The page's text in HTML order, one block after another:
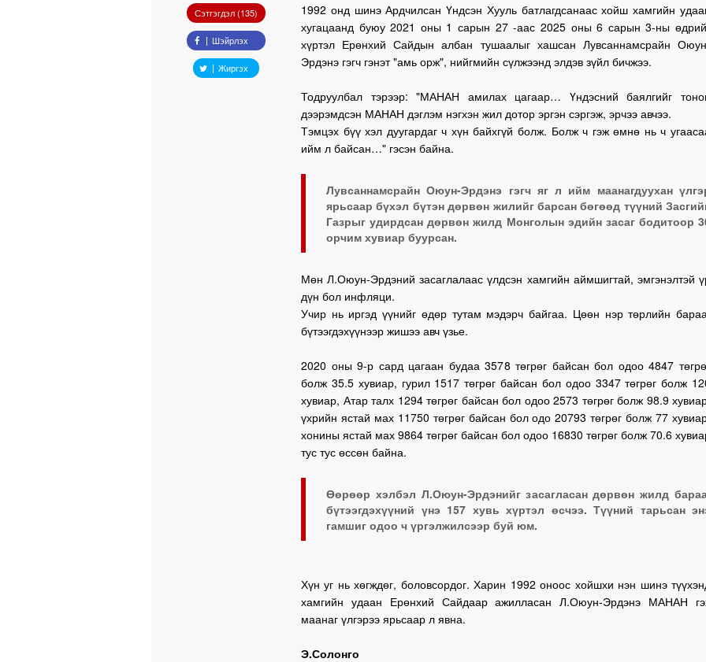
Сэтгэгдэл (135)
Шэйрлэх
Жиргэх
1992 онд шинэ Ардчилсан Үндсэн Хууль батлагдсанаас хойш хамгийн
хугацаанд буюу 2021 оны 1 сарын 27 -аас 2025 оны 6 сарын 3-ны
хүртэл Ерөнхий Сайдын албан тушаалыг хашсан Лувсаннамсрайн
Эрдэнэ гэгч гэнэт "амь орж", нийгмийн сүлжээнд элдэв зүйл бичжээ.
Тодруулбал тэрээр: "МАНАН амилах цагаар… Үндэсний баялгийг
дээрэмдсэн МАНАН дэглэм нэгхэн жил дотор эргэн сэргэж, эрчээ авчээ.
Тэмцэх бүү хэл дуугардаг ч хүн байхгүй болж. Болж ч гэж өмнө нь ч
ийм л байсан…" гэсэн байна.
Лувсаннамсрайн Оюун-Эрдэнэ гэгч яг л ийм маанагдуухан
ярьсаар бүхэл бүтэн дөрвөн жилийг барсан бөгөөд түүний
Газрыг удирдсан дөрвөн жилд Монголын эдийн засаг бодитоор
орчим хувиар буурсан.
Мөн Л.Оюун-Эрдэний засаглалаас үлдсэн хамгийн аймшигтай, эмгэнэлтэй
дүн бол инфляци.
Учир нь иргэд үүнийг өдөр тутам мэдэрч байгаа. Цөөн нэр төрлийн
бүтээгдэхүүнээр жишээ авч үзье.
2020 оны 9-р сард цагаан будаа 3578 төгрөг байсан бол одоо 4847
болж 35.5 хувиар, гурил 1517 төгрөг байсан бол одоо 3347 төгрөг болж
хувиар, Атар талх 1294 төгрөг байсан бол одоо 2573 төгрөг болж 98.9
үхрийн ястай мах 11750 төгрөг байсан бол одо 20793 төгрөг болж 77
хонины ястай мах 9864 төгрөг байсан бол одоо 16830 төгрөг болж 70.6
тус тус өссөн байна.
Өөрөөр хэлбэл Л.Оюун-Эрдэнийг засагласан дөрвөн жилд
бүтээгдэхүүний үнэ 157 хувь хүртэл өсчээ. Түүний тарьсан
гамшиг одоо ч үргэлжилсээр буй юм.
Хүн уг нь хөгждөг, боловсордог. Харин 1992 оноос хойшхи нэн шинэ
хамгийн удаан Ерөнхий Сайдаар ажилласан Л.Оюун-Эрдэнэ МАНАН
маанаг үлгэрээ ярьсаар л явна.
Э.Солонго